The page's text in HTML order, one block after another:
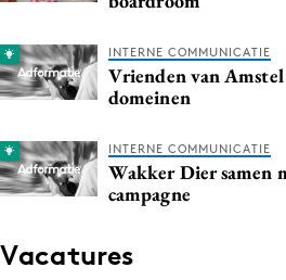
INTERNE COMMUNICATIE
Vrienden van
domeinen
INTERNE COMMUNICATIE
Wakker Dier samen
campagne
Vacatures